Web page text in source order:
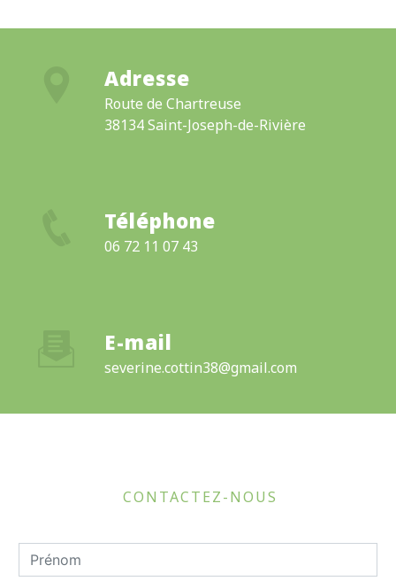
Adresse
Route de Chartreuse
38134 Saint-Joseph-de-Rivière
Téléphone
06 72 11 07 43
E-mail
severine.cottin38@gmail.com
CONTACTEZ-NOUS